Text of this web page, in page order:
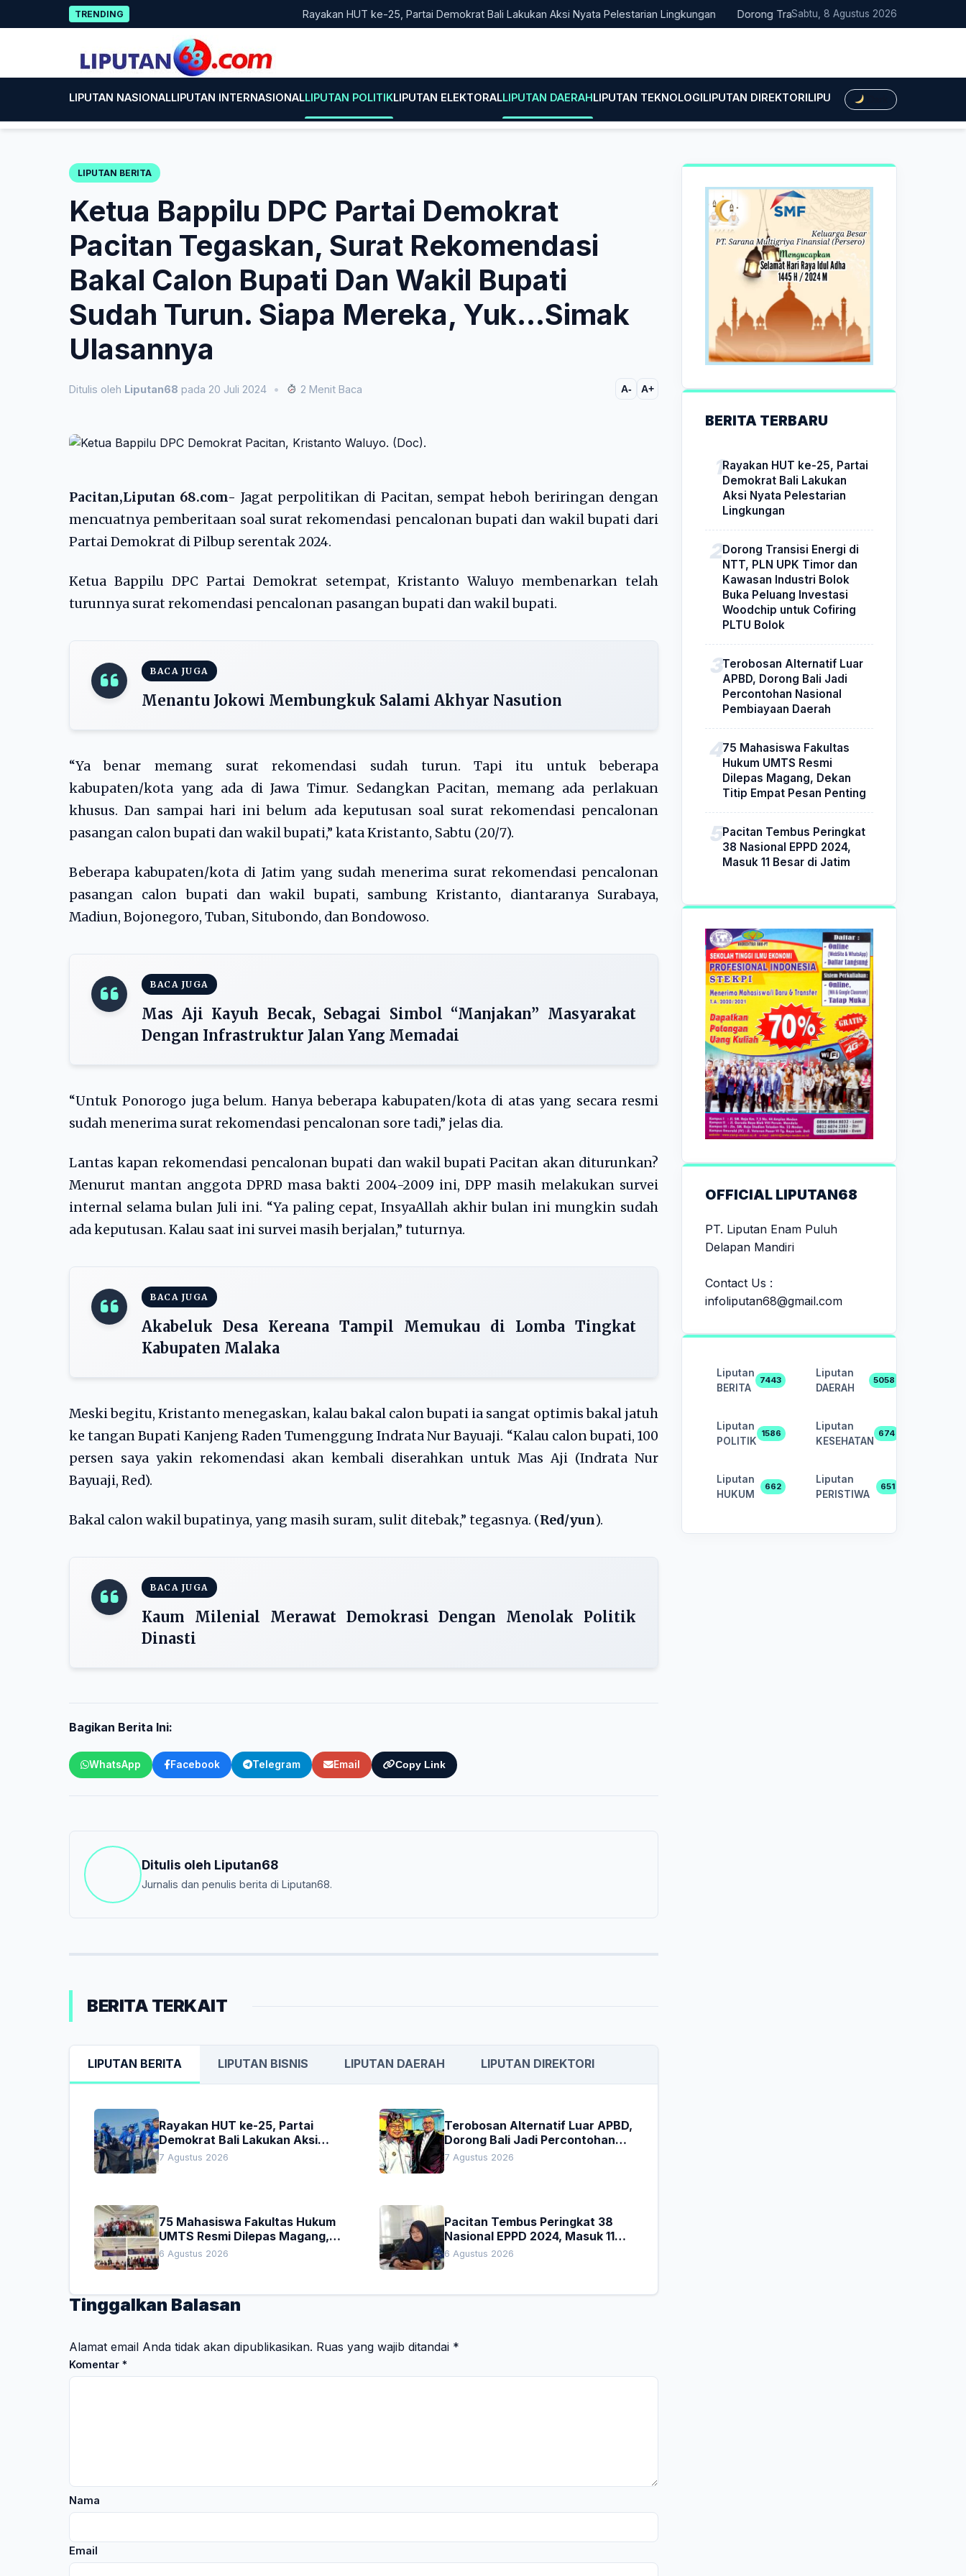
to
TRENDING Rayakan HUT ke-25, Partai Demokrat Bali Lakukan Aksi Nyata Pelestarian Lingkungan Dorong Transisi Energi di NTT, PLN UPK Timor dan
Sabtu, 8 Agustus 2026
LIPUTAN NASIONALLIPUTAN INTERNASIONALLIPUTAN POLITIKLIPUTAN ELEKTORALLIPUTAN DAERAHLIPUTAN TEKNOLOGILIPUTAN DIREKTORILIPUTAN HUKUMLIPUTAN
LIPUTAN BERITA
Ketua Bappilu DPC Partai Demokrat
Pacitan Tegaskan, Surat Rekomendasi
Bakal Calon Bupati Dan Wakil Bupati
Sudah Turun. Siapa Mereka, Yuk…Simak
Ulasannya
Ditulis oleh Liputan68 pada 20 Juli 2024 • 2 Menit Baca A- A+
Pacitan,Liputan 68.com- Jagat perpolitikan di Pacitan, sempat heboh beriringan dengan
mencuatnya pemberitaan soal surat rekomendasi pencalonan bupati dan wakil bupati dari
Partai Demokrat di Pilbup serentak 2024.
Ketua Bappilu DPC Partai Demokrat setempat, Kristanto Waluyo membenarkan telah
turunnya surat rekomendasi pencalonan pasangan bupati dan wakil bupati.
BACA JUGA
Menantu Jokowi Membungkuk Salami Akhyar Nasution
“Ya benar memang surat rekomendasi sudah turun. Tapi itu untuk beberapa
kabupaten/kota yang ada di Jawa Timur. Sedangkan Pacitan, memang ada perlakuan
khusus. Dan sampai hari ini belum ada keputusan soal surat rekomendasi pencalonan
pasangan calon bupati dan wakil bupati,” kata Kristanto, Sabtu (20/7).
Beberapa kabupaten/kota di Jatim yang sudah menerima surat rekomendasi pencalonan
pasangan calon bupati dan wakil bupati, sambung Kristanto, diantaranya Surabaya,
Madiun, Bojonegoro, Tuban, Situbondo, dan Bondowoso.
BACA JUGA
Mas Aji Kayuh Becak, Sebagai Simbol “Manjakan” Masyarakat
Dengan Infrastruktur Jalan Yang Memadai
“Untuk Ponorogo juga belum. Hanya beberapa kabupaten/kota di atas yang secara resmi
sudah menerima surat rekomendasi pencalonan sore tadi,” jelas dia.
Lantas kapan rekomendasi pencalonan bupati dan wakil bupati Pacitan akan diturunkan?
Menurut mantan anggota DPRD masa bakti 2004-2009 ini, DPP masih melakukan survei
internal selama bulan Juli ini. “Ya paling cepat, InsyaAllah akhir bulan ini mungkin sudah
ada keputusan. Kalau saat ini survei masih berjalan,” tuturnya.
BACA JUGA
Akabeluk Desa Kereana Tampil Memukau di Lomba Tingkat
Kabupaten Malaka
Meski begitu, Kristanto menegaskan, kalau bakal calon bupati ia sangat optimis bakal jatuh
ke tangan Bupati Kanjeng Raden Tumenggung Indrata Nur Bayuaji. “Kalau calon bupati, 100
persen saya yakin rekomendasi akan kembali diserahkan untuk Mas Aji (Indrata Nur
Bayuaji, Red).
Bakal calon wakil bupatinya, yang masih suram, sulit ditebak,” tegasnya. (Red/yun).
BACA JUGA
Kaum Milenial Merawat Demokrasi Dengan Menolak Politik
Dinasti
Bagikan Berita Ini:
WhatsApp Facebook Telegram Email Copy Link
Ditulis oleh Liputan68
Jurnalis dan penulis berita di Liputan68.
BERITA TERKAIT
LIPUTAN BERITA LIPUTAN BISNIS LIPUTAN DAERAH LIPUTAN DIREKTORI
Rayakan HUT ke-25, Partai
Demokrat Bali Lakukan Aksi
Nyata Pelestarian Lingkungan
7 Agustus 2026
Terobosan Alternatif Luar APBD,
Dorong Bali Jadi Percontohan
Nasional Pembiayaan Daerah
7 Agustus 2026
75 Mahasiswa Fakultas Hukum
UMTS Resmi Dilepas Magang,
Dekan Titip Empat Pesan
6 Agustus 2026
Pacitan Tembus Peringkat 38
Nasional EPPD 2024, Masuk 11
Besar di Jatim
6 Agustus 2026
Tinggalkan Balasan
Alamat email Anda tidak akan dipublikasikan. Ruas yang wajib ditandai *
Komentar *
Nama
Email
BERITA TERBARU
Rayakan HUT ke-25, Partai
Demokrat Bali Lakukan
Aksi Nyata Pelestarian
Lingkungan
Dorong Transisi Energi di
NTT, PLN UPK Timor dan
Kawasan Industri Bolok
Buka Peluang Investasi
Woodchip untuk Cofiring
PLTU Bolok
Terobosan Alternatif Luar
APBD, Dorong Bali Jadi
Percontohan Nasional
Pembiayaan Daerah
75 Mahasiswa Fakultas
Hukum UMTS Resmi
Dilepas Magang, Dekan
Titip Empat Pesan Penting
Pacitan Tembus Peringkat
38 Nasional EPPD 2024,
Masuk 11 Besar di Jatim
OFFICIAL LIPUTAN68
PT. Liputan Enam Puluh
Delapan Mandiri
Contact Us :
infoliputan68@gmail.com
Liputan
BERITA
7443
Liputan
DAERAH
5058
Liputan
POLITIK
1586
Liputan
KESEHATAN
674
Liputan
HUKUM
662
Liputan
PERISTIWA
651